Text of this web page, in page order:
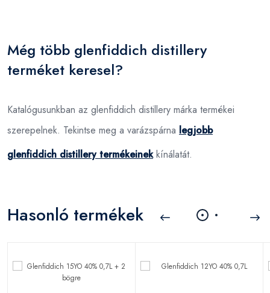
Még több glenfiddich distillery
terméket keresel?
Katalógusunkban az glenfiddich distillery márka termékei
szerepelnek. Tekintse meg a varázspárna legjobb
glenfiddich distillery termékeinekkínálatát.
Hasonló termékek